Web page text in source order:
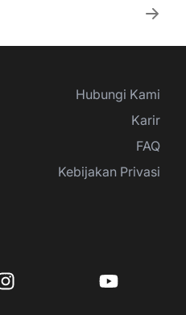
Hubungi Kami
Karir
FAQ
Kebijakan Privasi